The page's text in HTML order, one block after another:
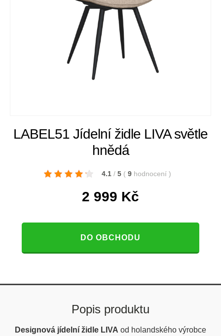
LABEL51 Jídelní židle LIVA světle
hnědá
4.1 / 5 ( 9 hodnocení )
2 999 Kč
DO OBCHODU
Popis produktu
Designová jídelní židle LIVA od holandského výrobce